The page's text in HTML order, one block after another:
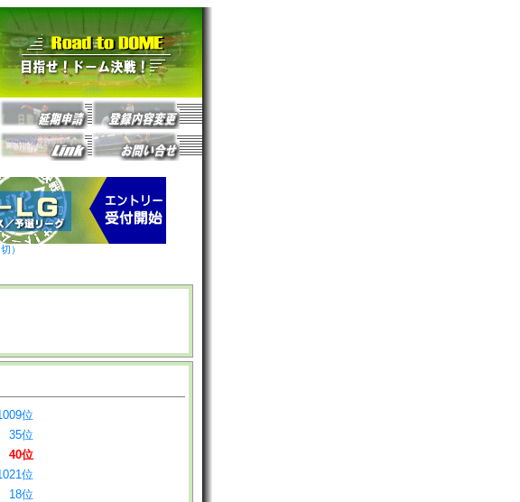
）
位
35位
40位
位
18位